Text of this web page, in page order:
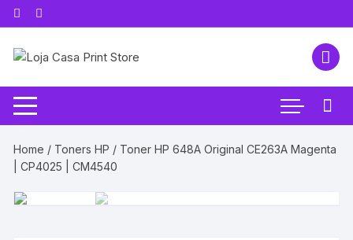
Pular
para
conteúdo
Home / Toners HP / Toner HP 648A Original CE263A Magenta
| CP4025 | CM4540